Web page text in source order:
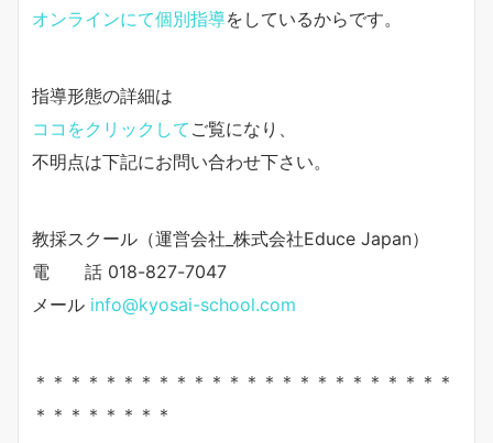
オンラインにて個別指導をしているからです。
指導形態の詳細は
ココをクリックして ご覧になり、
不明点は下記にお問い合わせ下さい。
教採スクール（運営会社_株式会社Educe Japan）
電 話 018-827-7047
メール info@kyosai-school.com
＊＊＊＊＊＊＊＊＊＊＊＊＊＊＊＊＊＊＊＊＊＊＊＊
＊＊＊＊＊＊＊＊